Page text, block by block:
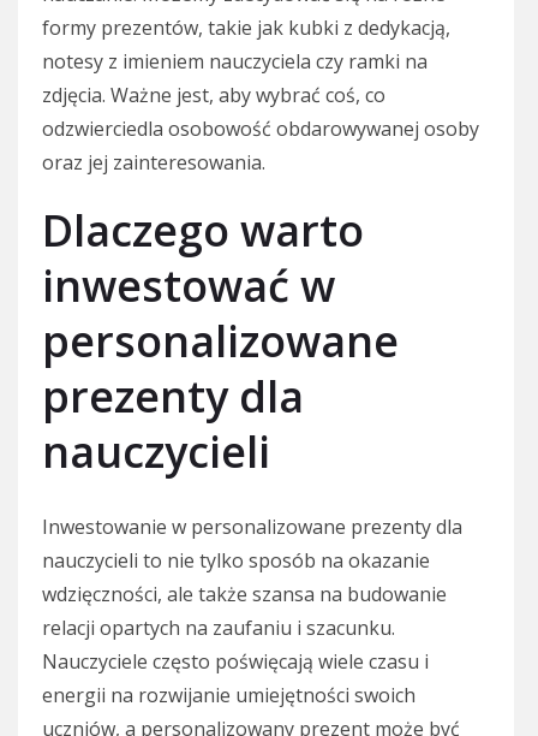
formy prezentów, takie jak kubki z dedykacją,
notesy z imieniem nauczyciela czy ramki na
zdjęcia. Ważne jest, aby wybrać coś, co
odzwierciedla osobowość obdarowywanej osoby
oraz jej zainteresowania.
Dlaczego warto
inwestować w
personalizowane
prezenty dla
nauczycieli
Inwestowanie w personalizowane prezenty dla
nauczycieli to nie tylko sposób na okazanie
wdzięczności, ale także szansa na budowanie
relacji opartych na zaufaniu i szacunku.
Nauczyciele często poświęcają wiele czasu i
energii na rozwijanie umiejętności swoich
uczniów, a personalizowany prezent może być